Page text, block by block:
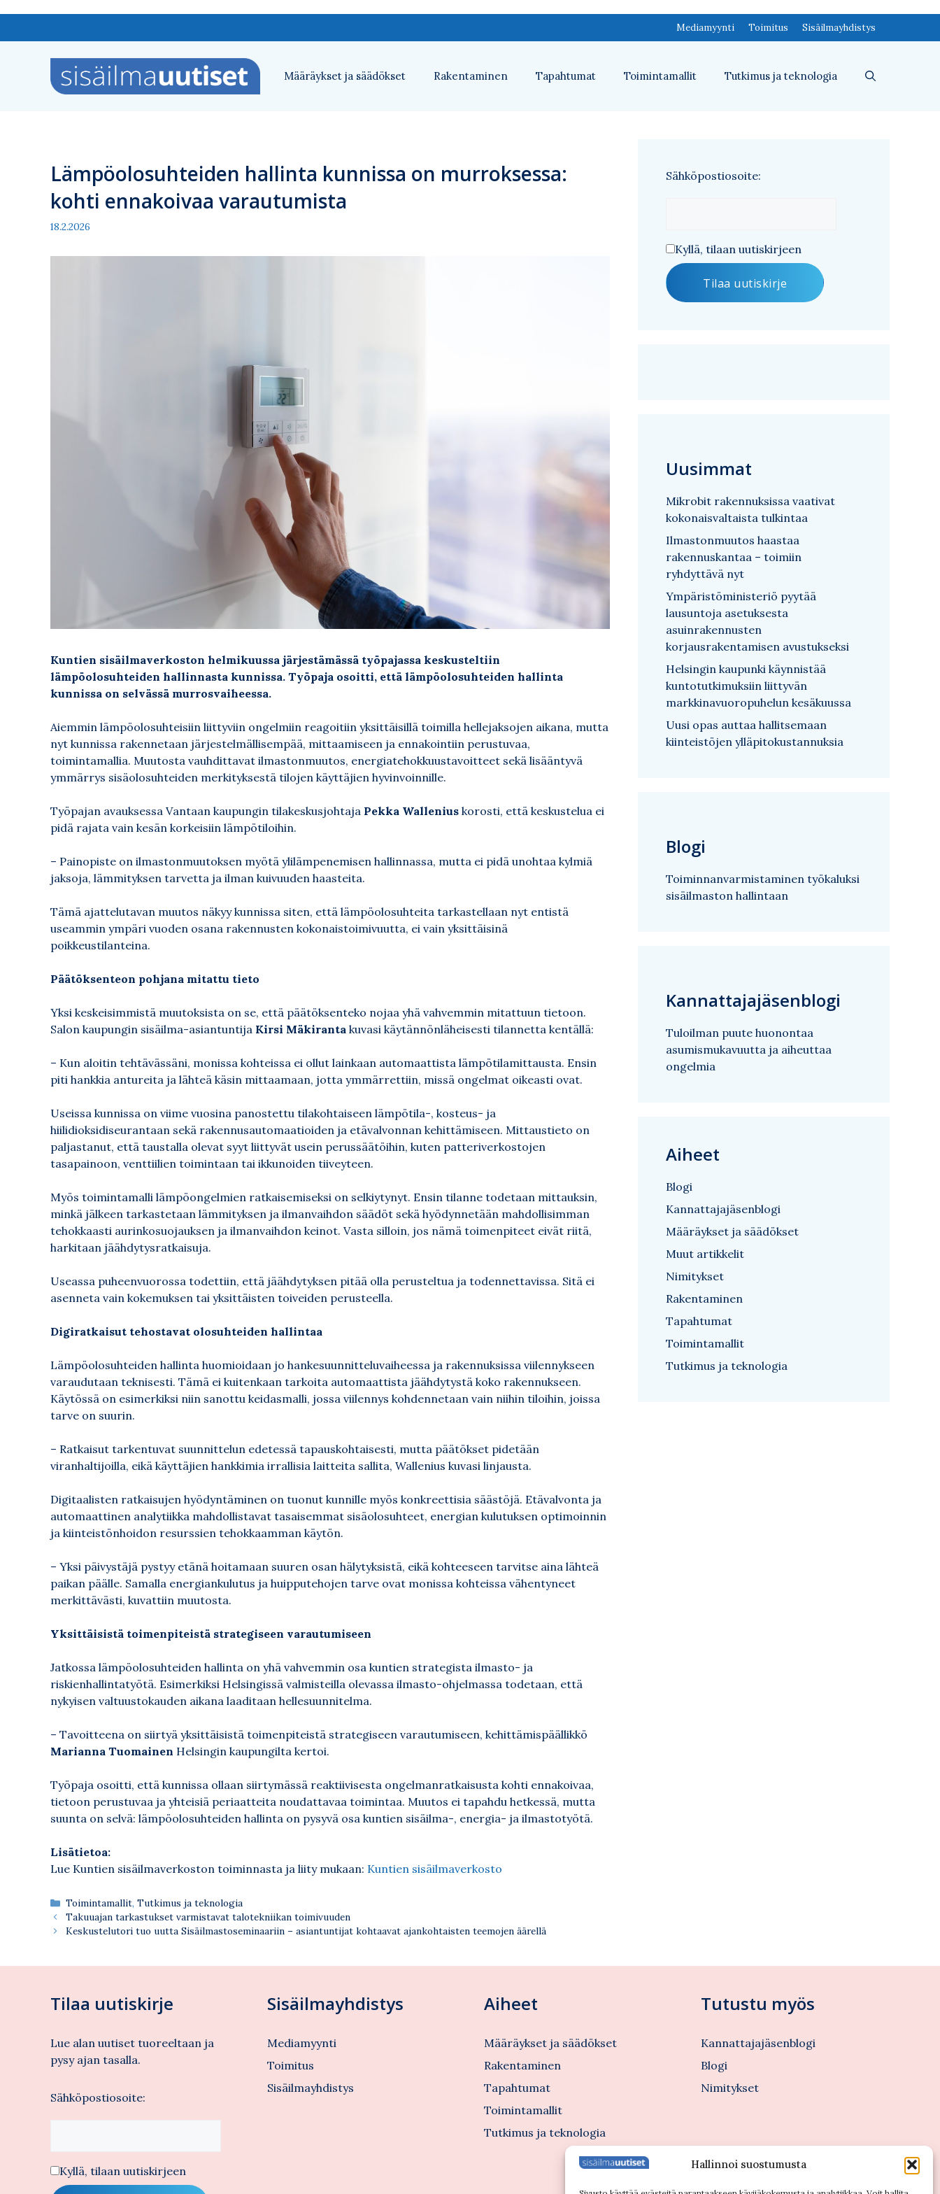
Hallinnoi suostumusta
sisältöön
Mediamyynti Toimitus Sisäilmayhdistys
Määräykset ja säädökset Rakentaminen Tapahtumat Toimintamallit Tutkimus ja teknologia
Lämpöolosuhteiden hallinta kunnissa on murroksessa:
kohti ennakoivaa varautumista
18.2.2026
Kuntien sisäilmaverkoston helmikuussa järjestämässä työpajassa keskusteltiin
lämpöolosuhteiden hallinnasta kunnissa. Työpaja osoitti, että lämpöolosuhteiden hallinta
kunnissa on selvässä murrosvaiheessa.
Aiemmin lämpöolosuhteisiin liittyviin ongelmiin reagoitiin yksittäisillä toimilla hellejaksojen aikana, mutta
nyt kunnissa rakennetaan järjestelmällisempää, mittaamiseen ja ennakointiin perustuvaa,
toimintamallia. Muutosta vauhdittavat ilmastonmuutos, energiatehokkuustavoitteet sekä lisääntyvä
ymmärrys sisäolosuhteiden merkityksestä tilojen käyttäjien hyvinvoinnille.
Työpajan avauksessa Vantaan kaupungin tilakeskusjohtaja Pekka Wallenius korosti, että keskustelua ei
pidä rajata vain kesän korkeisiin lämpötiloihin.
– Painopiste on ilmastonmuutoksen myötä ylilämpenemisen hallinnassa, mutta ei pidä unohtaa kylmiä
jaksoja, lämmityksen tarvetta ja ilman kuivuuden haasteita.
Tämä ajattelutavan muutos näkyy kunnissa siten, että lämpöolosuhteita tarkastellaan nyt entistä
useammin ympäri vuoden osana rakennusten kokonaistoimivuutta, ei vain yksittäisinä
poikkeustilanteina.
Päätöksenteon pohjana mitattu tieto
Yksi keskeisimmistä muutoksista on se, että päätöksenteko nojaa yhä vahvemmin mitattuun tietoon.
Salon kaupungin sisäilma-asiantuntija Kirsi Mäkiranta kuvasi käytännönläheisesti tilannetta kentällä:
– Kun aloitin tehtävässäni, monissa kohteissa ei ollut lainkaan automaattista lämpötilamittausta. Ensin
piti hankkia antureita ja lähteä käsin mittaamaan, jotta ymmärrettiin, missä ongelmat oikeasti ovat.
Useissa kunnissa on viime vuosina panostettu tilakohtaiseen lämpötila-, kosteus- ja
hiilidioksidiseurantaan sekä rakennusautomaatioiden ja etävalvonnan kehittämiseen. Mittaustieto on
paljastanut, että taustalla olevat syyt liittyvät usein perussäätöihin, kuten patteriverkostojen
tasapainoon, venttiilien toimintaan tai ikkunoiden tiiveyteen.
Myös toimintamalli lämpöongelmien ratkaisemiseksi on selkiytynyt. Ensin tilanne todetaan mittauksin,
minkä jälkeen tarkastetaan lämmityksen ja ilmanvaihdon säädöt sekä hyödynnetään mahdollisimman
tehokkaasti aurinkosuojauksen ja ilmanvaihdon keinot. Vasta silloin, jos nämä toimenpiteet eivät riitä,
harkitaan jäähdytysratkaisuja.
Useassa puheenvuorossa todettiin, että jäähdytyksen pitää olla perusteltua ja todennettavissa. Sitä ei
asenneta vain kokemuksen tai yksittäisten toiveiden perusteella.
Digiratkaisut tehostavat olosuhteiden hallintaa
Lämpöolosuhteiden hallinta huomioidaan jo hankesuunnitteluvaiheessa ja rakennuksissa viilennykseen
varaudutaan teknisesti. Tämä ei kuitenkaan tarkoita automaattista jäähdytystä koko rakennukseen.
Käytössä on esimerkiksi niin sanottu keidasmalli, jossa viilennys kohdennetaan vain niihin tiloihin, joissa
tarve on suurin.
– Ratkaisut tarkentuvat suunnittelun edetessä tapauskohtaisesti, mutta päätökset pidetään
viranhaltijoilla, eikä käyttäjien hankkimia irrallisia laitteita sallita, Wallenius kuvasi linjausta.
Digitaalisten ratkaisujen hyödyntäminen on tuonut kunnille myös konkreettisia säästöjä. Etävalvonta ja
automaattinen analytiikka mahdollistavat tasaisemmat sisäolosuhteet, energian kulutuksen optimoinnin
ja kiinteistönhoidon resurssien tehokkaamman käytön.
– Yksi päivystäjä pystyy etänä hoitamaan suuren osan hälytyksistä, eikä kohteeseen tarvitse aina lähteä
paikan päälle. Samalla energiankulutus ja huipputehojen tarve ovat monissa kohteissa vähentyneet
merkittävästi, kuvattiin muutosta.
Yksittäisistä toimenpiteistä strategiseen varautumiseen
Jatkossa lämpöolosuhteiden hallinta on yhä vahvemmin osa kuntien strategista ilmasto- ja
riskienhallintatyötä. Esimerkiksi Helsingissä valmisteilla olevassa ilmasto-ohjelmassa todetaan, että
nykyisen valtuustokauden aikana laaditaan hellesuunnitelma.
– Tavoitteena on siirtyä yksittäisistä toimenpiteistä strategiseen varautumiseen, kehittämispäällikkö
Marianna Tuomainen Helsingin kaupungilta kertoi.
Työpaja osoitti, että kunnissa ollaan siirtymässä reaktiivisesta ongelmanratkaisusta kohti ennakoivaa,
tietoon perustuvaa ja yhteisiä periaatteita noudattavaa toimintaa. Muutos ei tapahdu hetkessä, mutta
suunta on selvä: lämpöolosuhteiden hallinta on pysyvä osa kuntien sisäilma-, energia- ja ilmastotyötä.
Lisätietoa:
Lue Kuntien sisäilmaverkoston toiminnasta ja liity mukaan: Kuntien sisäilmaverkosto
Kategoriat
Toimintamallit, Tutkimus ja teknologia
Takuuajan tarkastukset varmistavat talotekniikan toimivuuden
Keskustelutori tuo uutta Sisäilmastoseminaariin – asiantuntijat kohtaavat ajankohtaisten teemojen äärellä
Sähköpostiosoite:
Kyllä, tilaan uutiskirjeen
Uusimmat
Mikrobit rakennuksissa vaativat
kokonaisvaltaista tulkintaa
Ilmastonmuutos haastaa
rakennuskantaa – toimiin
ryhdyttävä nyt
Ympäristöministeriö pyytää
lausuntoja asetuksesta
asuinrakennusten
korjausrakentamisen avustukseksi
Helsingin kaupunki käynnistää
kuntotutkimuksiin liittyvän
markkinavuoropuhelun kesäkuussa
Uusi opas auttaa hallitsemaan
kiinteistöjen ylläpitokustannuksia
Blogi
Toiminnanvarmistaminen työkaluksi
sisäilmaston hallintaan
Kannattajajäsenblogi
Tuloilman puute huonontaa
asumismukavuutta ja aiheuttaa
ongelmia
Aiheet
Blogi
Kannattajajäsenblogi
Määräykset ja säädökset
Muut artikkelit
Nimitykset
Rakentaminen
Tapahtumat
Toimintamallit
Tutkimus ja teknologia
Tilaa uutiskirje
Lue alan uutiset tuoreeltaan ja
pysy ajan tasalla.
Sähköpostiosoite:
Kyllä, tilaan uutiskirjeen
Sisäilmayhdistys
Mediamyynti
Toimitus
Sisäilmayhdistys
Aiheet
Määräykset ja säädökset
Rakentaminen
Tapahtumat
Toimintamallit
Tutkimus ja teknologia
Tutustu myös
Kannattajajäsenblogi
Blogi
Nimitykset